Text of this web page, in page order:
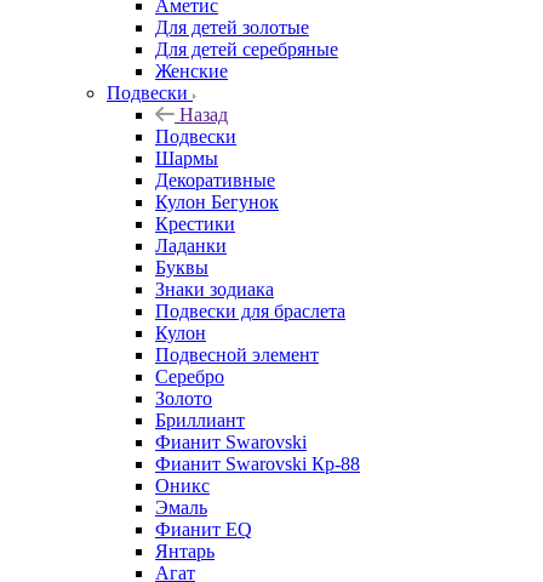
Аметис
Для детей золотые
Для детей серебряные
Женские
Подвески
Назад
Подвески
Шармы
Декоративные
Кулон Бегунок
Крестики
Ладанки
Буквы
Знаки зодиака
Подвески для браслета
Кулон
Подвесной элемент
Серебро
Золото
Бриллиант
Фианит Swarovski
Фианит Swarovski Кр-88
Оникс
Эмаль
Фианит EQ
Янтарь
Агат